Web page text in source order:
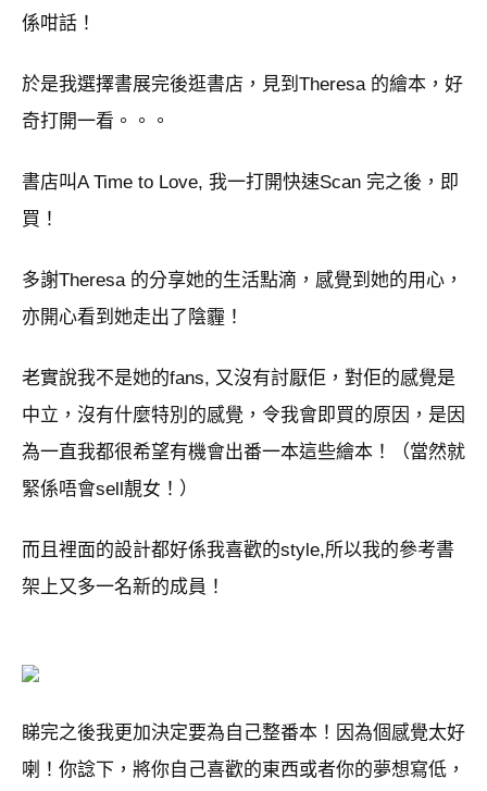
係咁話！
於是我選擇書展完後逛書店，見到Theresa 的繪本，好
奇打開一看。。。
書店叫A Time to Love, 我一打開快速Scan 完之後，即
買！
多謝Theresa 的分享她的生活點滴，感覺到她的用心，
亦開心看到她走出了陰霾！
老實說我不是她的fans, 又沒有討厭佢，對佢的感覺是
中立，沒有什麼特別的感覺，令我會即買的原因，是因
為一直我都很希望有機會出番一本這些繪本！（當然就
緊係唔會sell靚女！）
而且裡面的設計都好係我喜歡的style,所以我的參考書
架上又多一名新的成員！
睇完之後我更加決定要為自己整番本！因為個感覺太好
喇！你諗下，將你自己喜歡的東西或者你的夢想寫低，